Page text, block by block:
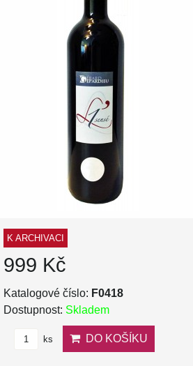
K ARCHIVACI
999 Kč
Katalogové číslo: F0418
Dostupnost: Skladem
ks DO KOŠÍKU